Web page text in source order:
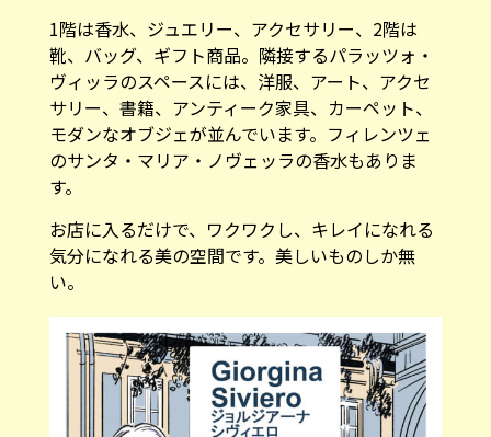
1階は香水、ジュエリー、アクセサリー、2階は
靴、バッグ、ギフト商品。隣接するパラッツォ・
ヴィッラのスペースには、洋服、アート、アクセ
サリー、書籍、アンティーク家具、カーペット、
モダンなオブジェが並んでいます。フィレンツェ
のサンタ・マリア・ノヴェッラの香水もありま
す。
お店に入るだけで、ワクワクし、キレイになれる
気分になれる美の空間です。美しいものしか無
い。